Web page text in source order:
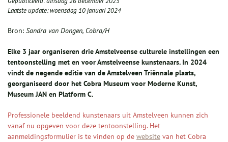
Laatste update:woensdag 10 januari 2024
Bron: Sandra van Dongen, Cobra/H
Elke 3 jaar organiseren drie Amstelveense culturele instellingen een
tentoonstelling met en voor Amstelveense kunstenaars. In 2024
vindt de negende editie van de Amstelveen Triënnale plaats,
georganiseerd door het Cobra Museum voor Moderne Kunst,
Museum JAN en Platform C.
Professionele beeldend kunstenaars uit Amstelveen kunnen zich
vanaf nu opgeven voor deze tentoonstelling. Het
aanmeldingsformulier is te vinden op de website van het Cobra